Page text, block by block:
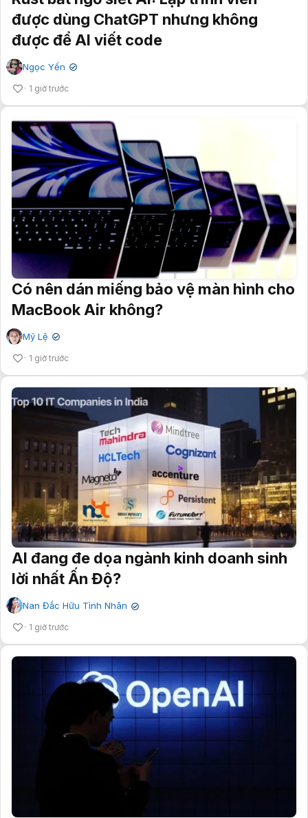
được dùng ChatGPT nhưng không
được để AI viết code
Ngọc Yến ✔
1 giờ trước
Có nên dán miếng bảo vệ màn hình cho
MacBook Air không?
Mỹ Lệ ✔
1 giờ trước
AI đang đe dọa ngành kinh doanh sinh
lời nhất Ấn Độ?
Nan Đắc Hữu Tình Nhân ✔
1 giờ trước